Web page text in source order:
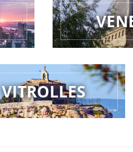
VITROLLES